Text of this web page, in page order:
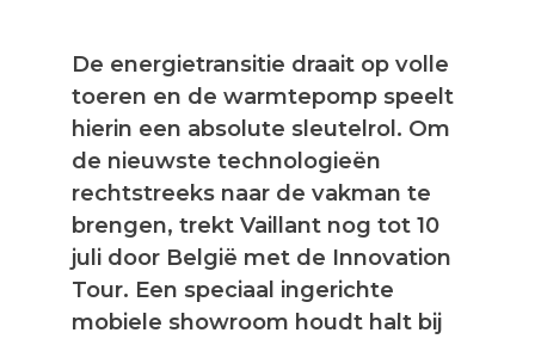
De energietransitie draait op volle
toeren en de warmtepomp speelt
hierin een absolute sleutelrol. Om
de nieuwste technologieën
rechtstreeks naar de vakman te
brengen, trekt Vaillant nog tot 10
juli door België met de Innovation
Tour. Een speciaal ingerichte
mobiele showroom houdt halt bij